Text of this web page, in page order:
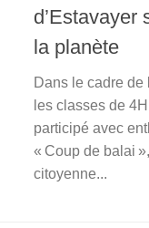
d’Estavayer
la planète
Dans le cadre de
les classes de
participé avec
« Coup de balai
citoyenne...